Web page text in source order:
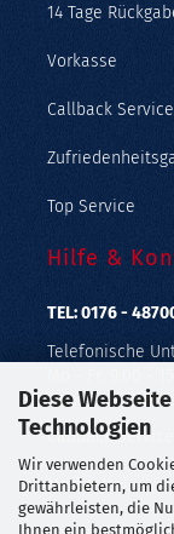
Diese
Technologien
Wir verwenden
Drittanbietern, um
gewährleisten, die
Ihnen ein
14 Tage
Vorkasse
Callback Service
Top Service
Hilfe &
TEL: 0176 -
Telefonische
Geprüfter
Callback Service
Merkzettel